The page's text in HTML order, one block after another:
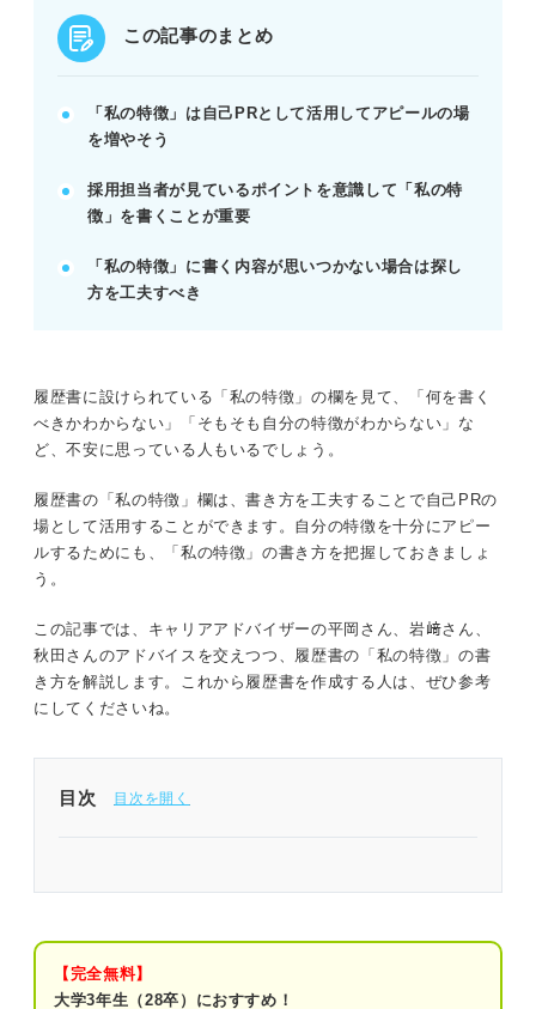
「特になし」は避け、スペースを埋める。
短所を長所に変換し、他己分析も活用する。
る特徴を選ぼう。
記事の該当箇所を見る
履歴書の「私の特徴」は自己PRとして活用し
よう！
履歴書の「私の特徴」の欄には長所や特技を書
こう！
履歴書で「私の特徴」を魅力的に伝えるための
コツ
と併せてご確認ください。
この記事のまとめ
「私の特徴」は自己PRとして活用してアピールの場
を増やそう
採用担当者が見ているポイントを意識して「私の特
徴」を書くことが重要
「私の特徴」に書く内容が思いつかない場合は探し
方を工夫すべき
履歴書に設けられている「私の特徴」の欄を見て、「何を書く
べきかわからない」「そもそも自分の特徴がわからない」な
ど、不安に思っている人もいるでしょう。
履歴書の「私の特徴」欄は、書き方を工夫することで自己PRの
場として活用することができます。自分の特徴を十分にアピー
ルするためにも、「私の特徴」の書き方を把握しておきましょ
う。
この記事では、キャリアアドバイザーの平岡さん、岩﨑さん、
秋田さんのアドバイスを交えつつ、履歴書の「私の特徴」の書
き方を解説します。これから履歴書を作成する人は、ぜひ参考
にしてくださいね。
目次
履歴書の「私の特徴」の欄には長所や特技を書こ
う！
【完全無料】
大学3年生（28卒）におすすめ！